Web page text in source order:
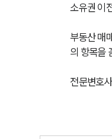
소유권 이
부동산 매
의 항목을
전문변호